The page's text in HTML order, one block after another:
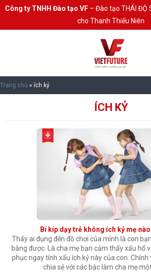
Công ty TNHH Đào tạo VF– Đào tạo THÁI ĐỘ
cho Thanh Thiếu Niên
Trang chủ » ích kỷ
ÍCH KỶ
Bí kíp dạy trẻ không ích kỷ mẹ
Thấy ai đụng đến đồ chơi của mình là con
bằng được. Là cha mẹ bạn cảm thấy xấu hổ
phục ngay tính xấu ích kỷ này của con. Chính
chia sẻ với các bậc làm cha mẹ